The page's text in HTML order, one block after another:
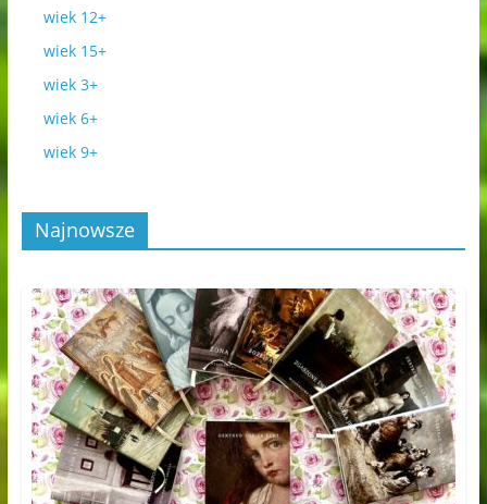
wiek 12+
wiek 15+
wiek 3+
wiek 6+
wiek 9+
Najnowsze